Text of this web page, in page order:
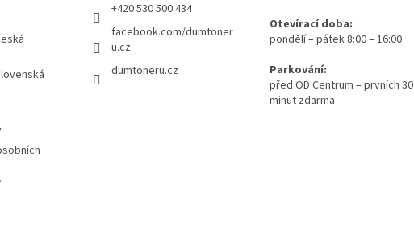
+420 530 500 434
facebook.com/dumtoner
u.cz
dumtoneru.cz
Otevírací doba:
pondělí – pátek 8:00 – 16:00
Parkování:
před OD Centrum – prvních 30
minut zdarma